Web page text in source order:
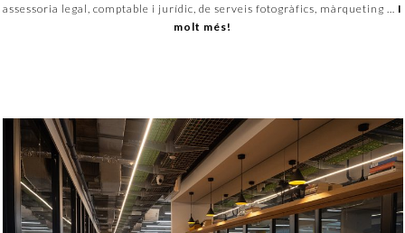
assessoria legal , comptable i jurídic , de serveis fotogràfics, màrqueting
I
molt més!